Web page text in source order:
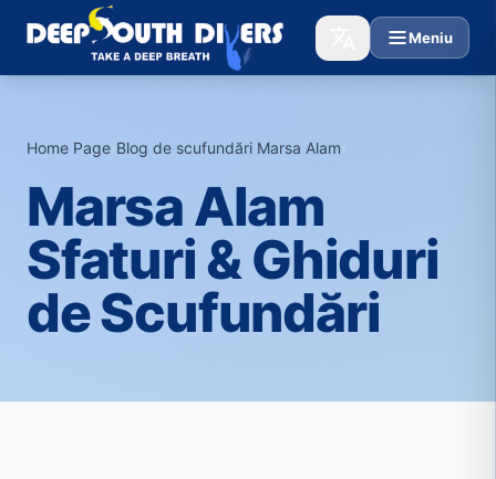
Meniu
Home Page›Blog de scufundări Marsa Alam›
Marsa Alam
Sfaturi & Ghiduri
de Scufundări